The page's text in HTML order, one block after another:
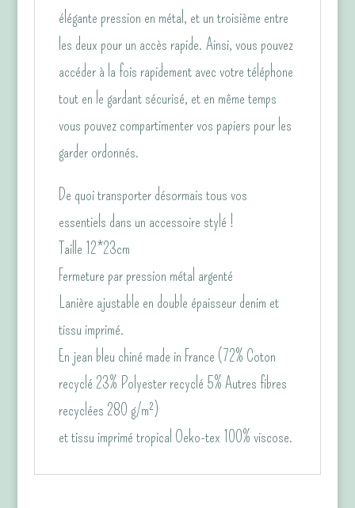
élégante pression en métal, et un troisième entre
les deux pour un accès rapide. Ainsi, vous pouvez
accéder à la fois rapidement avec votre téléphone
tout en le gardant sécurisé, et en même temps
vous pouvez compartimenter vos papiers pour les
garder ordonnés.
De quoi transporter désormais tous vos
essentiels dans un accessoire stylé !
Taille 12*23cm
Fermeture par pression métal argenté
Lanière ajustable en double épaisseur denim et
tissu imprimé.
En jean bleu chiné made in France (72% Coton
recyclé 23% Polyester recyclé 5% Autres fibres
recyclées 280 g/m²)
et tissu imprimé tropical Oeko-tex 100% viscose.